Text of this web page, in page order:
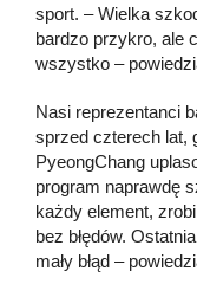
sport. – Wielka
bardzo przykro, ale
wszystko –
Nasi reprezentanci
sprzed czterech lat,
PyeongChang
program naprawdę
każdy element,
bez błędów.
mały błąd –